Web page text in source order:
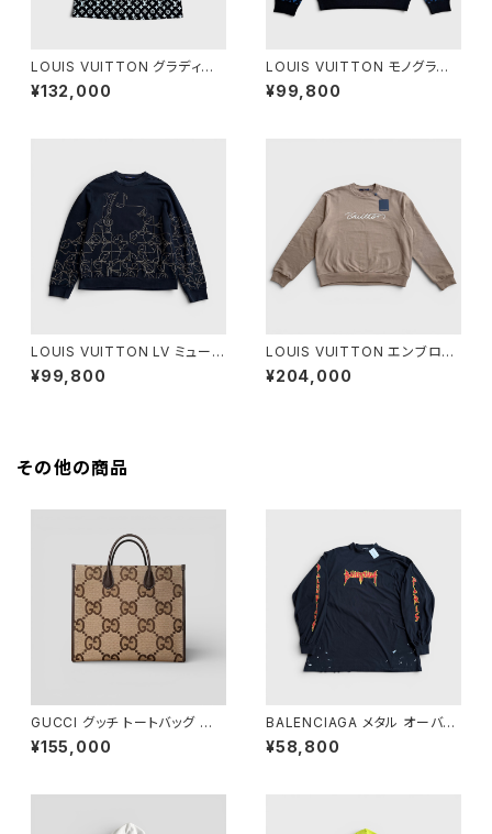
LOUIS VUITTON グラディエ
ント コットン Tシャツ ブラック L
¥132,000
LOUIS VUITTON モノグラム
ミックス カシミア クルーネック
L
¥99,800
LOUIS VUITTON LV ミュージ
ック ライン エンブロイダード ク
ルーネック ブラック 4L
¥99,800
LOUIS VUITTON エンブロイ
ダリー シグネチャー クルーネッ
ク サンド XL
¥204,000
その他の商品
GUCCI グッチ トートバッグ ジャ
ンボGG キャンバス 678839
¥155,000
BALENCIAGA メタル オーバー
サイズ ロングスリーブ Tシャツ
ブラック 4
¥58,800